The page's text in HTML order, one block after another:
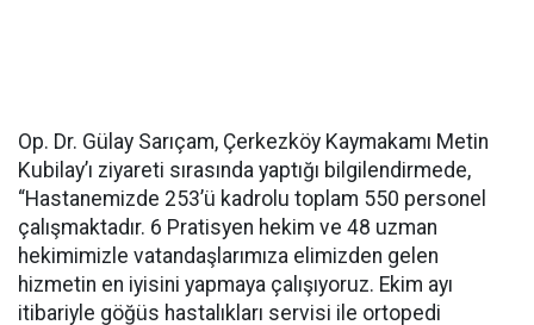
Op. Dr. Gülay Sarıçam, Çerkezköy Kaymakamı Metin
Kubilay’ı ziyareti sırasında yaptığı bilgilendirmede,
“Hastanemizde 253’ü kadrolu toplam 550 personel
çalışmaktadır. 6 Pratisyen hekim ve 48 uzman
hekimimizle vatandaşlarımıza elimizden gelen
hizmetin en iyisini yapmaya çalışıyoruz. Ekim ayı
itibariyle göğüs hastalıkları servisi ile ortopedi